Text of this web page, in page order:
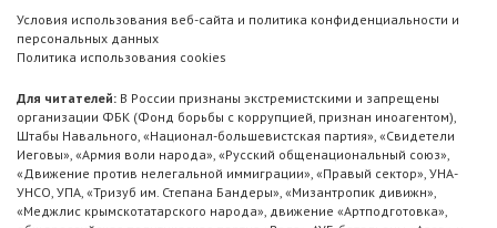
Условия использования веб-сайта и политика конфиденциальности и
персональных данных
Политика использования cookies
Для читателей: В России признаны экстремистскими и запрещены
организации ФБК (Фонд борьбы с коррупцией, признан иноагентом),
Штабы Навального, «Национал-большевистская партия», «Свидетели
Иеговы», «Армия воли народа», «Русский общенациональный союз»,
«Движение против нелегальной иммиграции», «Правый сектор», УНА-
УНСО, УПА, «Тризуб им. Степана Бандеры», «Мизантропик дивижн»,
«Меджлис крымскотатарского народа», движение «Артподготовка»,